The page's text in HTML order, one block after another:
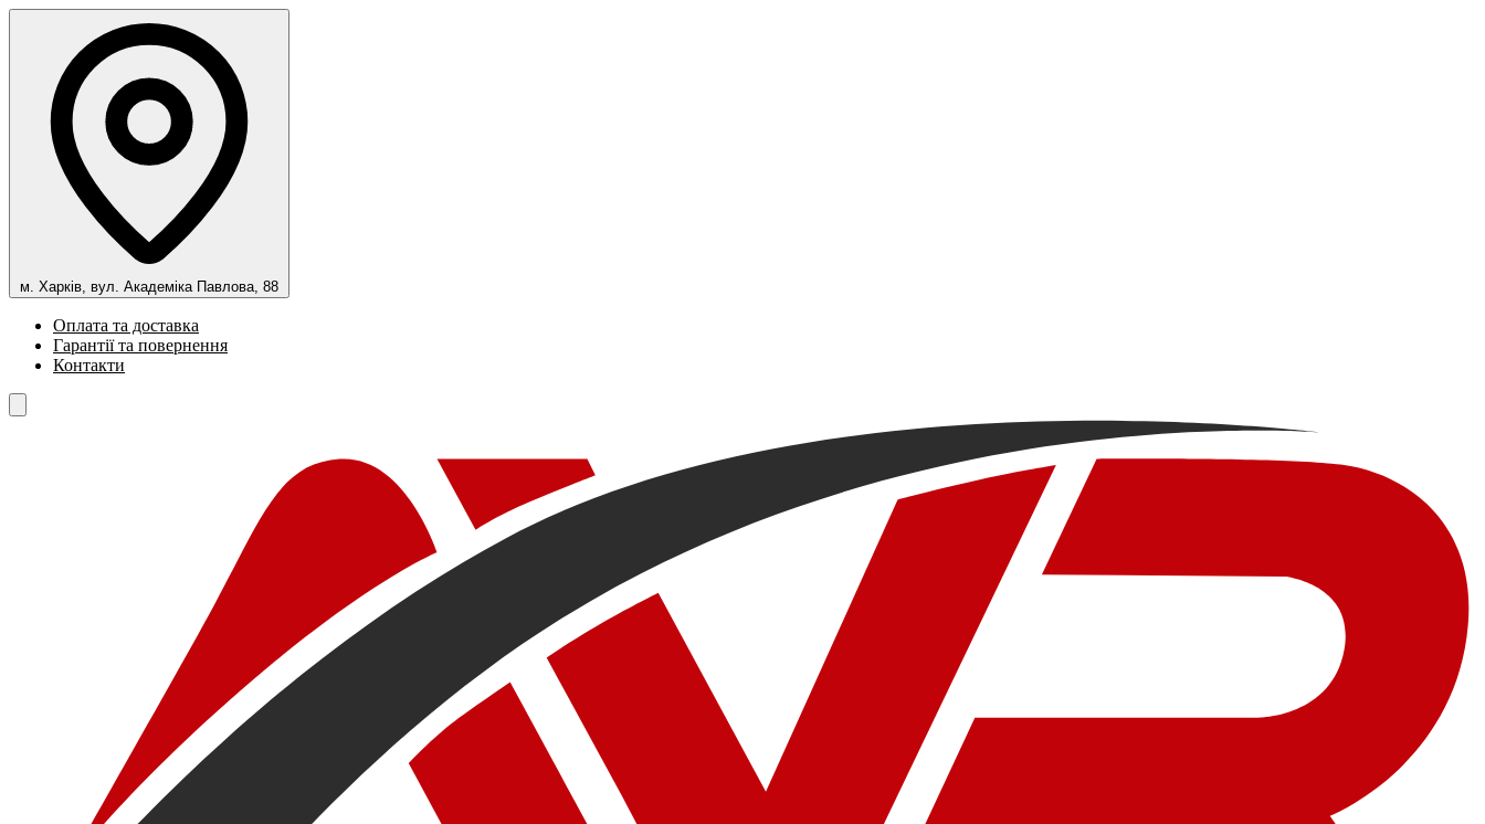
м. Харків, вул. Академіка Павлова, 88
Оплата та доставка
Гарантії та повернення
Контакти